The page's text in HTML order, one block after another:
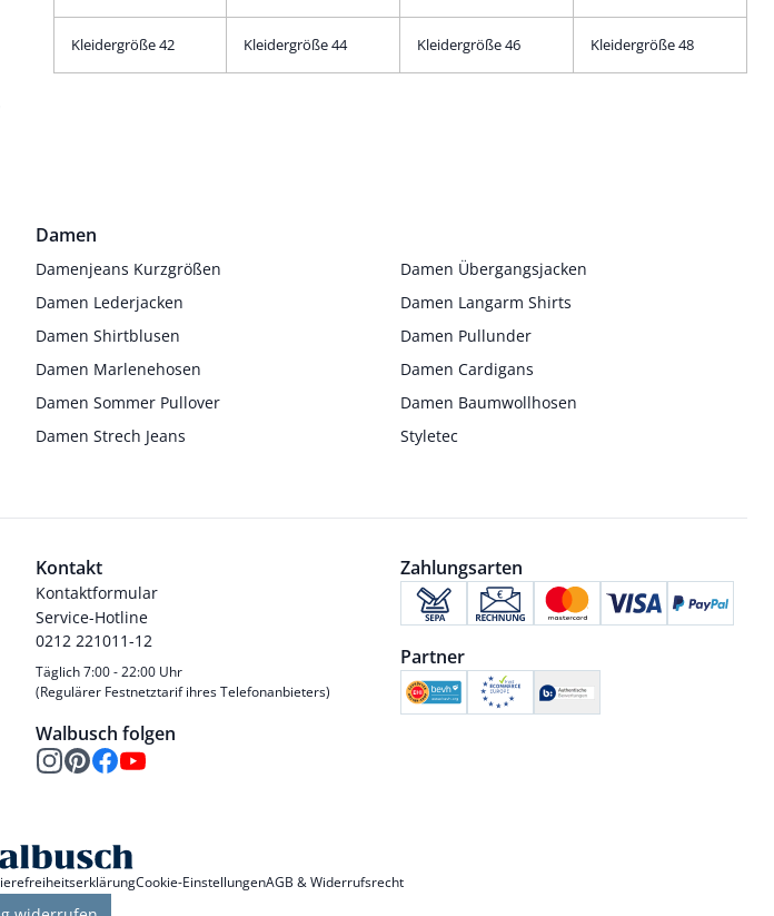
Kleidergröße 42 Kleidergröße 44 Kleidergröße 46 Kleidergröße 48
Damen
Damenjeans Kurzgrößen
Damen Übergangsjacken
Damen Lederjacken
Damen Langarm Shirts
Damen Shirtblusen
Damen Pullunder
Damen Marlenehosen
Damen Cardigans
Damen Sommer Pullover
Damen Baumwollhosen
Damen Strech Jeans
Styletec
Kontakt
Kontaktformular
Service-Hotline
0212 221011-12
Täglich 7:00 - 22:00 Uhr
(Regulärer Festnetztarif ihres Telefonanbieters)
Walbusch folgen
Zahlungsarten
Partner
Cookie-EinstellungenAGB & Widerrufsrecht